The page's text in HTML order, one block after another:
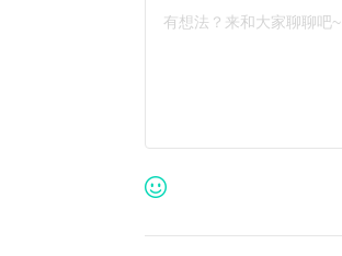
有想法？来和大家聊聊吧~